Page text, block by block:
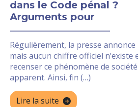
dans le Code pénal ?
Arguments pour
Régulièrement, la presse annonce
mais aucun chiffre officiel
recenser ce phénomène de
apparent. Ainsi, fin (…)
Lire la suite